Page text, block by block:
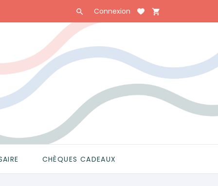
 Connexion shopping_cart
CHÈQUES CADEAUX